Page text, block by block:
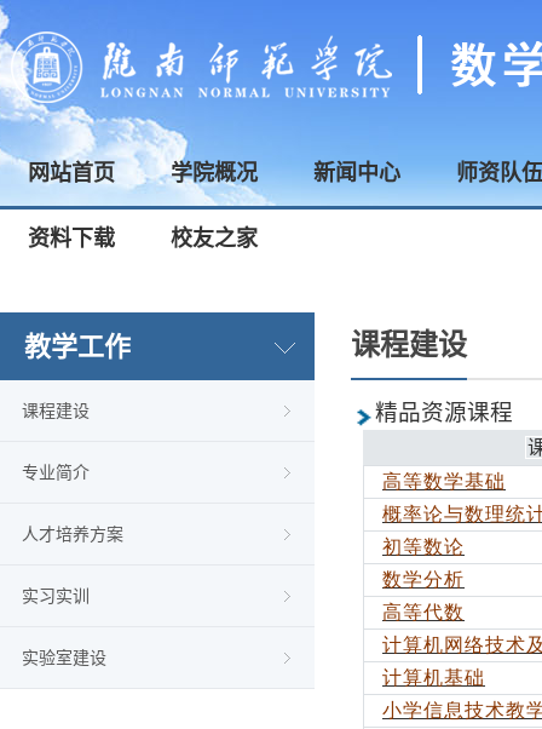
网站首页 学院概况 新闻中心 师资队伍
资料下载 校友之家
教学工作
课程建设
专业简介
人才培养方案
实习实训
实验室建设
课程建设
精品资源课程
高等数学基础
概率论与数理统
初等数论
数学分析
高等代数
计算机网络技术
计算机基础
小学信息技术教